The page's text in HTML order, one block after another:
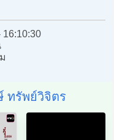
16:10:30
ทรัพย์วิจิตร